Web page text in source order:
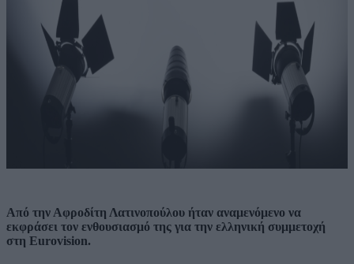
Από την Αφροδίτη Λατινοπούλου ήταν αναμενόμενο να
εκφράσει τον ενθουσιασμό της για την ελληνική συμμετοχή
στη Eurovision.